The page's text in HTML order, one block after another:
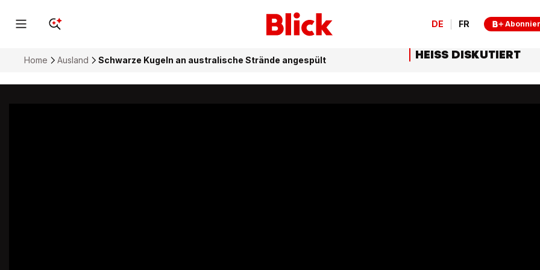
DE FR
Home Ausland Schwarze Kugeln an australische Strände angespült HEISS DISKUTIERT